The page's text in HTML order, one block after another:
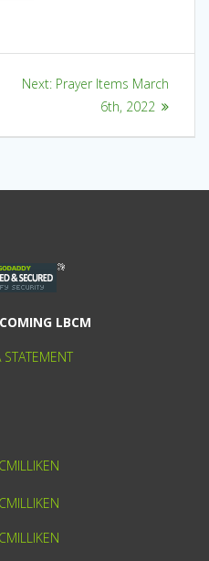
Next: Prayer Items March
6th, 2022
LBCM